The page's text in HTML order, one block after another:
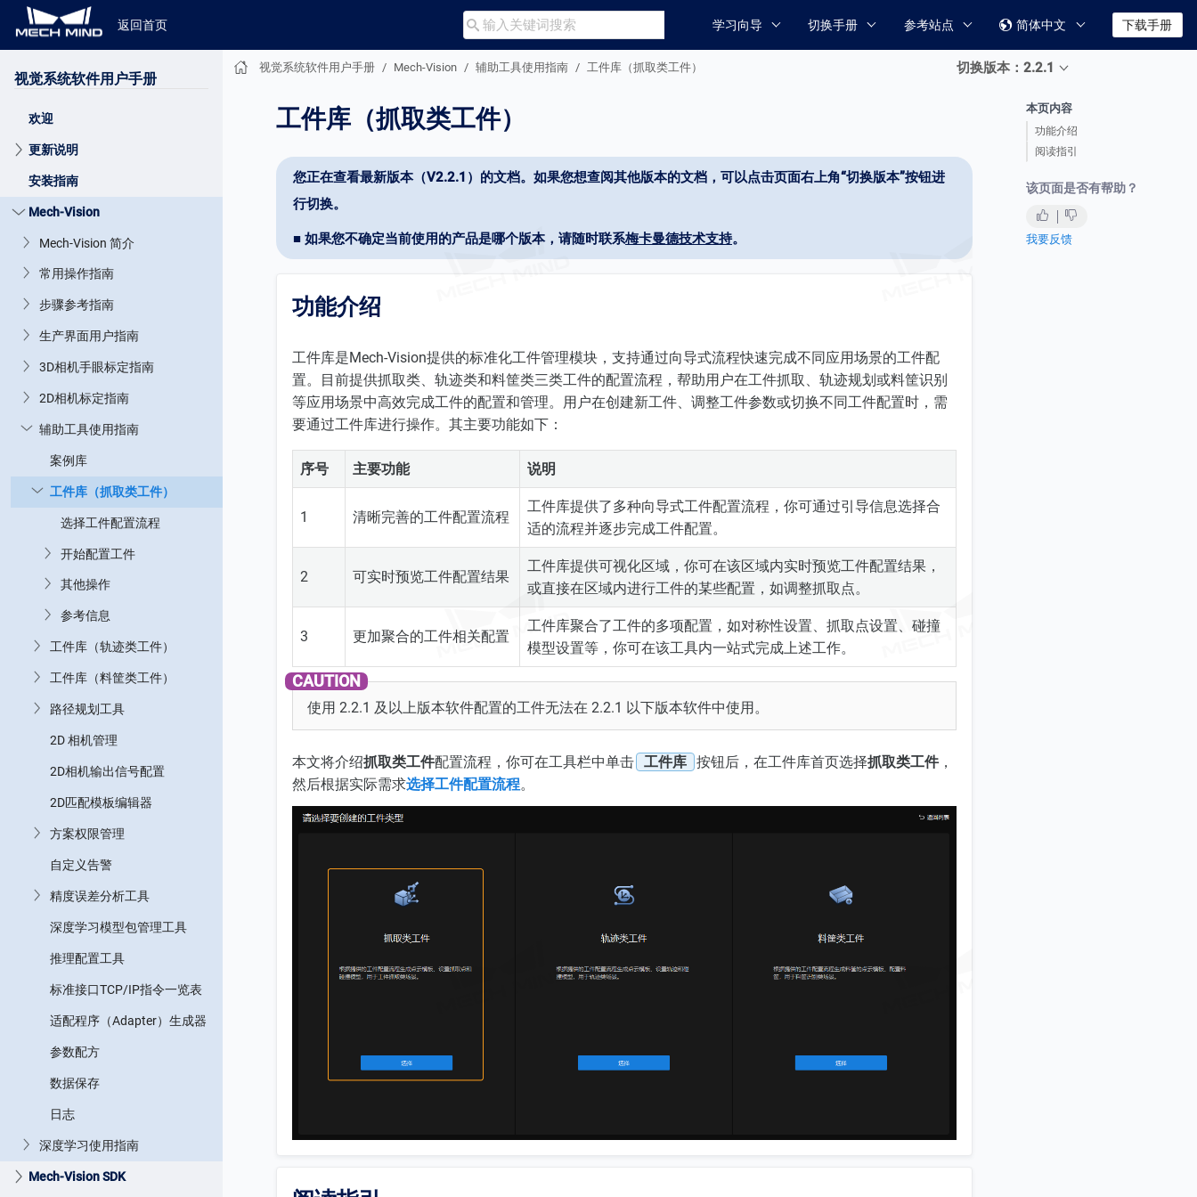
返回首页  学习向导 切换手册 参考站点  简体中文 下载手册
视觉系统软件用户手册
欢迎
更新说明
安装指南
Mech-Vision
Mech-Vision 简介
常用操作指南
步骤参考指南
生产界面用户指南
3D相机手眼标定指南
2D相机标定指南
辅助工具使用指南
案例库
工件库（抓取类工件）
选择工件配置流程
开始配置工件
其他操作
参考信息
工件库（轨迹类工件）
工件库（料筐类工件）
路径规划工具
2D 相机管理
2D相机输出信号配置
2D匹配模板编辑器
方案权限管理
自定义告警
精度误差分析工具
深度学习模型包管理工具
推理配置工具
标准接口TCP/IP指令一览表
适配程序（Adapter）生成器
参数配方
数据保存
日志
深度学习使用指南
Mech-Vision SDK
视觉系统软件用户手册 Mech-Vision 辅助工具使用指南 工件库（抓取类工件） 切换版本：2.2.1
本页内容
功能介绍
阅读指引
该页面是否有帮助？
我要反馈
工件库（抓取类工件）
您正在查看最新版本（V2.2.1）的文档。如果您想查阅其他版本的文档，可以点击页面右上角“切换版本”按钮进
行切换。
■ 如果您不确定当前使用的产品是哪个版本，请随时联系梅卡曼德技术支持。
功能介绍
工件库是Mech-Vision提供的标准化工件管理模块，支持通过向导式流程快速完成不同应用场景的工件配
置。目前提供抓取类、轨迹类和料筐类三类工件的配置流程，帮助用户在工件抓取、轨迹规划或料筐识别
等应用场景中高效完成工件的配置和管理。用户在创建新工件、调整工件参数或切换不同工件配置时，需
要通过工件库进行操作。其主要功能如下：
序号 主要功能 说明
1 清晰完善的工件配置流程
工件库提供了多种向导式工件配置流程，你可通过引导信息选择合
适的流程并逐步完成工件配置。
2 可实时预览工件配置结果
工件库提供可视化区域，你可在该区域内实时预览工件配置结果，
或直接在区域内进行工件的某些配置，如调整抓取点。
3 更加聚合的工件相关配置
工件库聚合了工件的多项配置，如对称性设置、抓取点设置、碰撞
模型设置等，你可在该工具内一站式完成上述工作。
使用 2.2.1 及以上版本软件配置的工件无法在 2.2.1 以下版本软件中使用。
本文将介绍抓取类工件配置流程，你可在工具栏中单击 工件库 按钮后，在工件库首页选择抓取类工件，
然后根据实际需求选择工件配置流程。